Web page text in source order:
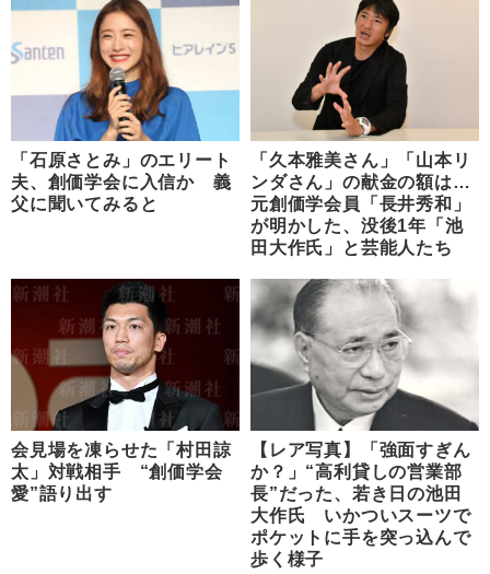
「石原さとみ」のエリート
夫、創価学会に入信か 義
父に聞いてみると
「久本雅美さん」「山本リ
ンダさん」の献金の額は…
元創価学会員「長井秀和」
が明かした、没後1年「池
田大作氏」と芸能人たち
会見場を凍らせた「村田諒
太」対戦相手 “創価学会
愛”語り出す
【レア写真】「強面すぎん
か？」“高利貸しの営業部
長”だった、若き日の池田
大作氏 いかついスーツで
ポケットに手を突っ込んで
歩く様子